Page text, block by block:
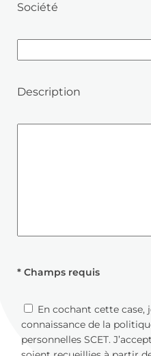
Société
Description
* Champs requis
En cochant cette case,
connaissance de la
personnelles SCET.